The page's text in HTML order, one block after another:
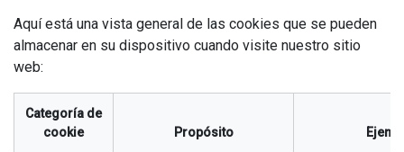
Aquí está una vista general de las cookies que se pueden
almacenar en su dispositivo cuando visite nuestro sitio
web:
Categoría de
cookie
Propósito